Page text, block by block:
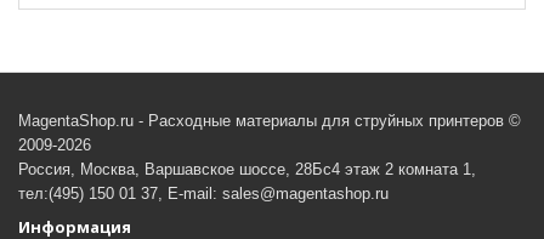
MagentaShop.ru - Расходные материалы для струйных принтеров ©
2009-2026
Россия, Москва, Варшавское шоссе, 28Бс4 этаж 2 комната 1,
тел:(495) 150 01 37, E-mail: sales@magentashop.ru
Информация